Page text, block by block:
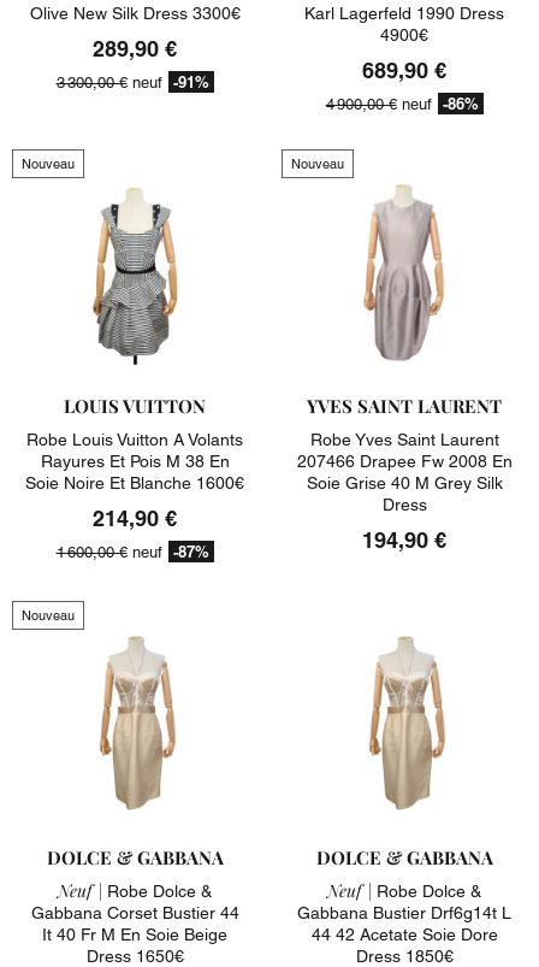
Olive New Silk Dress 3300€
289,90 €
3 300,00 €neuf -91%
Karl Lagerfeld 1990 Dress
4900€
689,90 €
4 900,00 €neuf -86%
Nouveau
LOUIS VUITTON
Robe Louis Vuitton A Volants
Rayures Et Pois M 38 En
Soie Noire Et Blanche 1600€
214,90 €
1 600,00 €neuf -87%
Nouveau
YVES SAINT LAURENT
Robe Yves Saint Laurent
207466 Drapee Fw 2008 En
Soie Grise 40 M Grey Silk
Dress
194,90 €
Nouveau
DOLCE & GABBANA
Neuf | Robe Dolce &
Gabbana Corset Bustier 44
It 40 Fr M En Soie Beige
Dress 1650€
DOLCE & GABBANA
Neuf | Robe Dolce &
Gabbana Bustier Drf6g14t L
44 42 Acetate Soie Dore
Dress 1850€